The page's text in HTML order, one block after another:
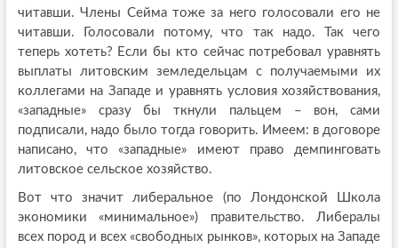
читавши. Члены Сейма тоже за него голосовали его не
читавши. Голосовали потому, что так надо. Так чего
теперь хотеть? Если бы кто сейчас потребовал уравнять
выплаты литовским земледельцам с получаемыми их
коллегами на Западе и уравнять условия хозяйствования,
«западные» сразу бы ткнули пальцем – вон, сами
подписали, надо было тогда говорить. Имеем: в договоре
написано, что «западные» имеют право демпинговать
литовское сельское хозяйство.
Вот что значит либеральное (по Лондонской Школа
экономики «минимальное») правительство. Либералы
всех пород и всех «свободных рынков», которых на Западе